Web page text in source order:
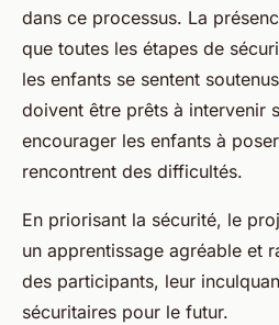
dans ce processus. La
que toutes les étapes de
les enfants se sentent
doivent être prêts à intervenir
encourager les enfants à
rencontrent des difficultés.
En priorisant la sécurité, le
un apprentissage agréable et
des participants, leur
sécuritaires pour le futur.